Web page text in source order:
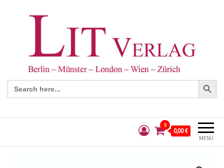
Search
for:
Search Button
MENÜ
0
0,00 €